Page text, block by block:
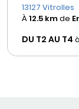
13127 Vitrolles
À12.5 kmde
DU T2 AU T4